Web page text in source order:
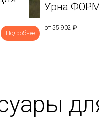
Подробнее
Урна
от 55 902 ₽